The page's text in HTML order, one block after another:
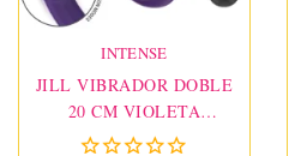
INTENSE
JILL VIBRADOR DOBLE
20 CM VIOLETA
CONTROL REMOTO